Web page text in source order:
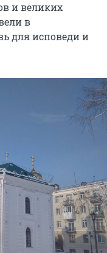
и великих
в
для исповеди и